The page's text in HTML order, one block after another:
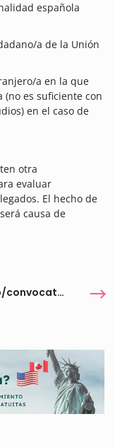
española
a de la Unión
a en la que
es suficiente con
en el caso de
otra
evaluar
El hecho de
causa de
https://secretaria.uvigo.gal/uv/web/convocatoria/public/show/1682